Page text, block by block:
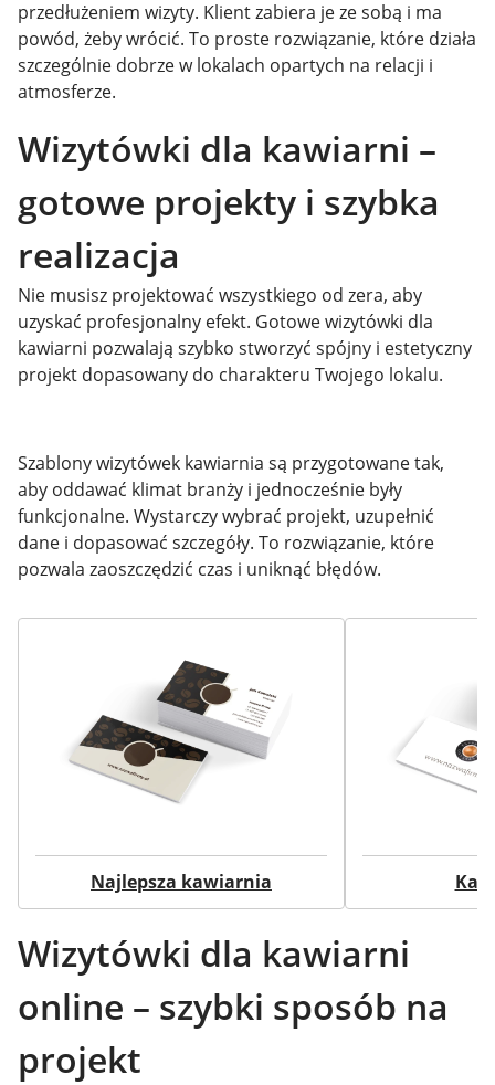
przedłużeniem wizyty. Klient zabiera je ze sobą i ma
powód, żeby wrócić. To proste rozwiązanie, które działa
szczególnie dobrze w lokalach opartych na relacji i
atmosferze.
Wizytówki dla kawiarni –
gotowe projekty i szybka
realizacja
Nie musisz projektować wszystkiego od zera, aby
uzyskać profesjonalny efekt. Gotowe wizytówki dla
kawiarni pozwalają szybko stworzyć spójny i estetyczny
projekt dopasowany do charakteru Twojego lokalu.
Szablony wizytówek kawiarnia są przygotowane tak,
aby oddawać klimat branży i jednocześnie były
funkcjonalne. Wystarczy wybrać projekt, uzupełnić
dane i dopasować szczegóły. To rozwiązanie, które
pozwala zaoszczędzić czas i uniknąć błędów.
Najlepsza kawiarnia
Wizytówki dla kawiarni
online – szybki sposób na
projekt